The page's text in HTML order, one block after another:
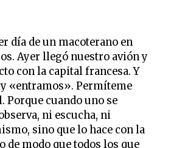
día de un macoterano en
Ayer llegó nuestro avión y
con la capital francesa. Y
«entramos». Permíteme
Porque cuando uno se
ni escucha, ni
sino que lo hace con la
de modo que todos los que